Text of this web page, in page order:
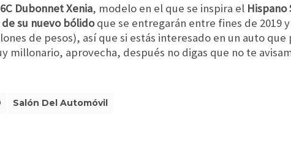
Dubonnet Xenia, modelo en el que se inspira el Hispano
su nuevo bólidoque se entregarán entre fines de 2019
de pesos), así que si estás interesado en un auto que
millonario, aprovecha, después no digas que no te
Salón Del Automóvil